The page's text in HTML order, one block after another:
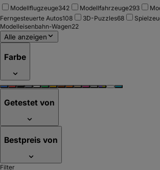
Modellflugzeuge342 Modellfahrzeuge293
Ferngesteuerte Autos108 3D-Puzzles68
Modelleisenbahn-Wagen22
Alle anzeigen
Farbe
Getestet von
Bestpreis von
Filter